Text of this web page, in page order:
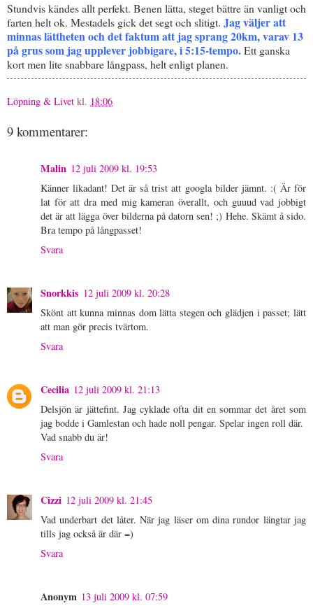
Stundvis kändes allt perfekt. Benen lätta, steget bättre än vanligt och
farten helt ok. Mestadels gick det segt och slitigt. Jag väljer att
minnas lättheten och det faktum att jag sprang 20km, varav 13
på grus som jag upplever jobbigare, i 5:15-tempo.Ett ganska
kort men lite snabbare långpass, helt enligt planen.
Löpning & Livet kl. 18:06
9 kommentarer:
Malin 12 juli 2009 kl. 19:53
Känner likadant! Det är så trist att googla bilder jämnt. :( Är för
lat för att dra med mig kameran överallt, och guuud vad jobbigt
det är att lägga över bilderna på datorn sen! ;) Hehe. Skämt å sido.
Bra tempo på långpasset!
Svara
Snorkkis 12 juli 2009 kl. 20:28
Skönt att kunna minnas dom lätta stegen och glädjen i passet; lätt
att man gör precis tvärtom.
Svara
Cecilia 12 juli 2009 kl. 21:13
Delsjön är jättefint. Jag cyklade ofta dit en sommar det året som
jag bodde i Gamlestan och hade noll pengar. Spelar ingen roll där.
Vad snabb du är!
Svara
Cizzi 12 juli 2009 kl. 21:45
Vad underbart det låter. När jag läser om dina rundor längtar jag
tills jag också är där =)
Svara
Anonym 13 juli 2009 kl. 07:59